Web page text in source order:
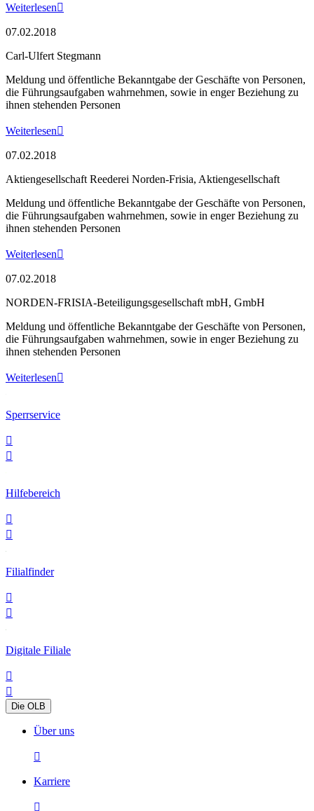
Weiterlesen
07.02.2018
Carl-Ulfert Stegmann
Meldung und öffentliche Bekanntgabe der Geschäfte von Personen,
die Führungsaufgaben wahrnehmen, sowie in enger Beziehung zu
ihnen stehenden Personen
Weiterlesen
07.02.2018
Aktiengesellschaft Reederei Norden-Frisia, Aktiengesellschaft
Meldung und öffentliche Bekanntgabe der Geschäfte von Personen,
die Führungsaufgaben wahrnehmen, sowie in enger Beziehung zu
ihnen stehenden Personen
Weiterlesen
07.02.2018
NORDEN-FRISIA-Beteiligungsgesellschaft mbH, GmbH
Meldung und öffentliche Bekanntgabe der Geschäfte von Personen,
die Führungsaufgaben wahrnehmen, sowie in enger Beziehung zu
ihnen stehenden Personen
Weiterlesen
Sperrservice


Hilfebereich


Filialfinder


Digitale Filiale


Die OLB
Über uns

Karriere
